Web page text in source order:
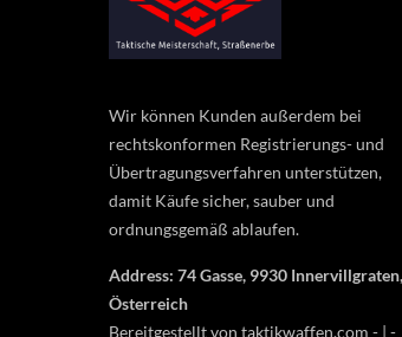
Wir können Kunden außerdem bei
rechtskonformen Registrierungs- und
Übertragungsverfahren unterstützen,
damit Käufe sicher, sauber und
ordnungsgemäß ablaufen.
Address: 74 Gasse, 9930 Innervillgraten,
Österreich
Bereitgestellt von taktikwaffen.com - | -